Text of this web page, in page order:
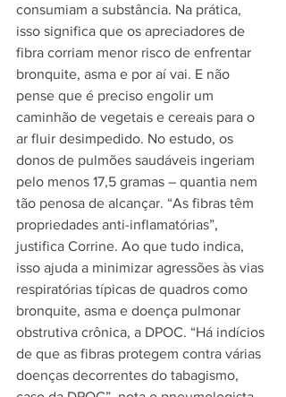
consumiam a substância. Na prática,
isso significa que os apreciadores de
fibra corriam menor risco de enfrentar
bronquite, asma e por aí vai. E não
pense que é preciso engolir um
caminhão de vegetais e cereais para o
ar fluir desimpedido. No estudo, os
donos de pulmões saudáveis ingeriam
pelo menos 17,5 gramas – quantia nem
tão penosa de alcançar. “As fibras têm
propriedades anti-inflamatórias”,
justifica Corrine. Ao que tudo indica,
isso ajuda a minimizar agressões às vias
respiratórias típicas de quadros como
bronquite, asma e doença pulmonar
obstrutiva crônica, a DPOC. “Há indícios
de que as fibras protegem contra várias
doenças decorrentes do tabagismo,